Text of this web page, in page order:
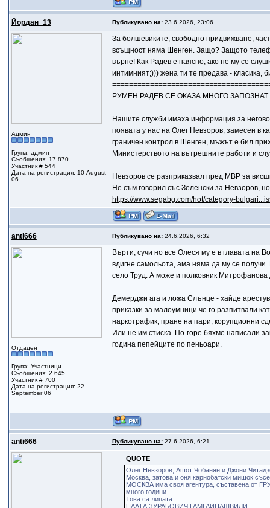
Йордан_13 Публикувано на:23.6.2026, 23:06
Админ
Група: админ
Съобщения: 17 870
Участник # 544
Дата на регистрация: 10-August
06
За болшевиките, свободно придвижване,
всъщност няма Шенген. Защо? Защото
върне! Как Радев е наясно, ако не му се
интимният;))) жена ти те предава - класика,
РУМЕН РАДЕВ СЕ ОКАЗА МНОГО
Нашите служби имаха информация за
появата у нас на Олег Невзоров, замесен в
граничен контрол в Шенген, мъжът е бил
Министерството на вътрешните работи и
Невзоров се разприказвал пред МВР за
Не съм говорил със Зеленски за Невзоров,
https://www.segabg.com/hot/category-
anti666 Публикувано на:24.6.2026, 6:32
Отдаден
Група: Участници
Съобщения: 2 645
Участник # 700
Дата на регистрация: 22-
September 06
Върти, сучи но все Олеся му е в главата на
вдигне самольота, ама няма да му се
село Труд. А може и полковник Митрофанова
Демерджи ага и ложа Слънце - хайде
приказки за малоумници че го разпитвали
наркотрафик, пране на пари, корупционни
Или не им стиска. По-горе бяхме написали
година пепейците по пеньоари.
anti666 Публикувано на:27.6.2026, 6:21
QUOTE
Олег Невзоров, Ашот Чобанян и Джони
Москва, затова и оня карнобатски мишок
МОСКВА има своя агентура, съставена от
много години.
Това са лицата :
ПААТА ЗУРАБОВИЧ ГАМГАИНАШВИЛИ